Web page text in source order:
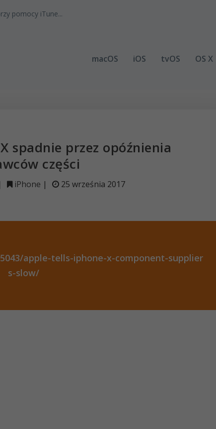
pomocy iTune...
macOS iOS tvOS OS X
spadnie przez opóźnienia
części
iPhone | 25 września 2017
apple-tells-iphone-x-component-supplier
s-slow/